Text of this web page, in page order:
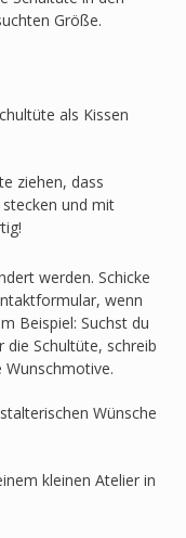
Größe.
als Kissen
ziehen, dass
und mit
werden. Schicke
wenn
Beispiel: Suchst du
Schultüte, schreib
Wünsche
kleinen Atelier in